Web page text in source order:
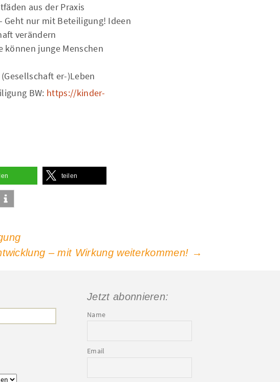
aus der Praxis
Geht nur mit Beteiligung! Ideen
verändern
können junge Menschen
er-)Leben
BW: https://kinder-
teilen
– mit Wirkung weiterkommen! →
Jetzt abonnieren:
Name
Email